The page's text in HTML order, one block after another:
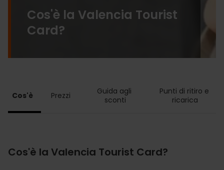
Cos'è la Valencia Tourist
Card?
Cos'è Prezzi
Guida agli
sconti
Punti di ritiro e
ricarica
Cos'è la Valencia Tourist Card?